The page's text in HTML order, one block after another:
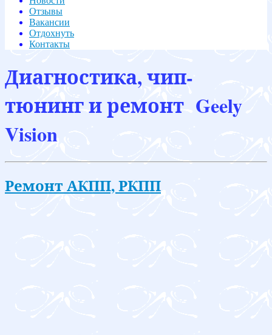
Отзывы
Вакансии
Отдохнуть
Контакты
Диагностика, чип-
тюнинг и ремонт Geely
Vision
Ремонт АКПП, РКПП